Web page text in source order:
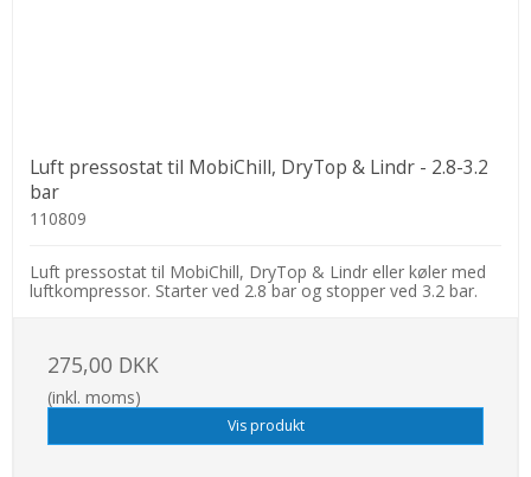
Luft pressostat til MobiChill, DryTop & Lindr - 2.8-3.2
bar
110809
Luft pressostat til MobiChill, DryTop & Lindr eller køler med
luftkompressor. Starter ved 2.8 bar og stopper ved 3.2 bar.
275,00 DKK
(inkl. moms)
Vis produkt